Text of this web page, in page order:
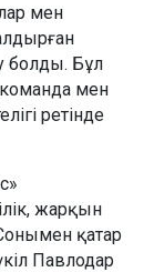
мен
болды. Бұл
мен
ретінде
жарқын
қатар
Павлодар